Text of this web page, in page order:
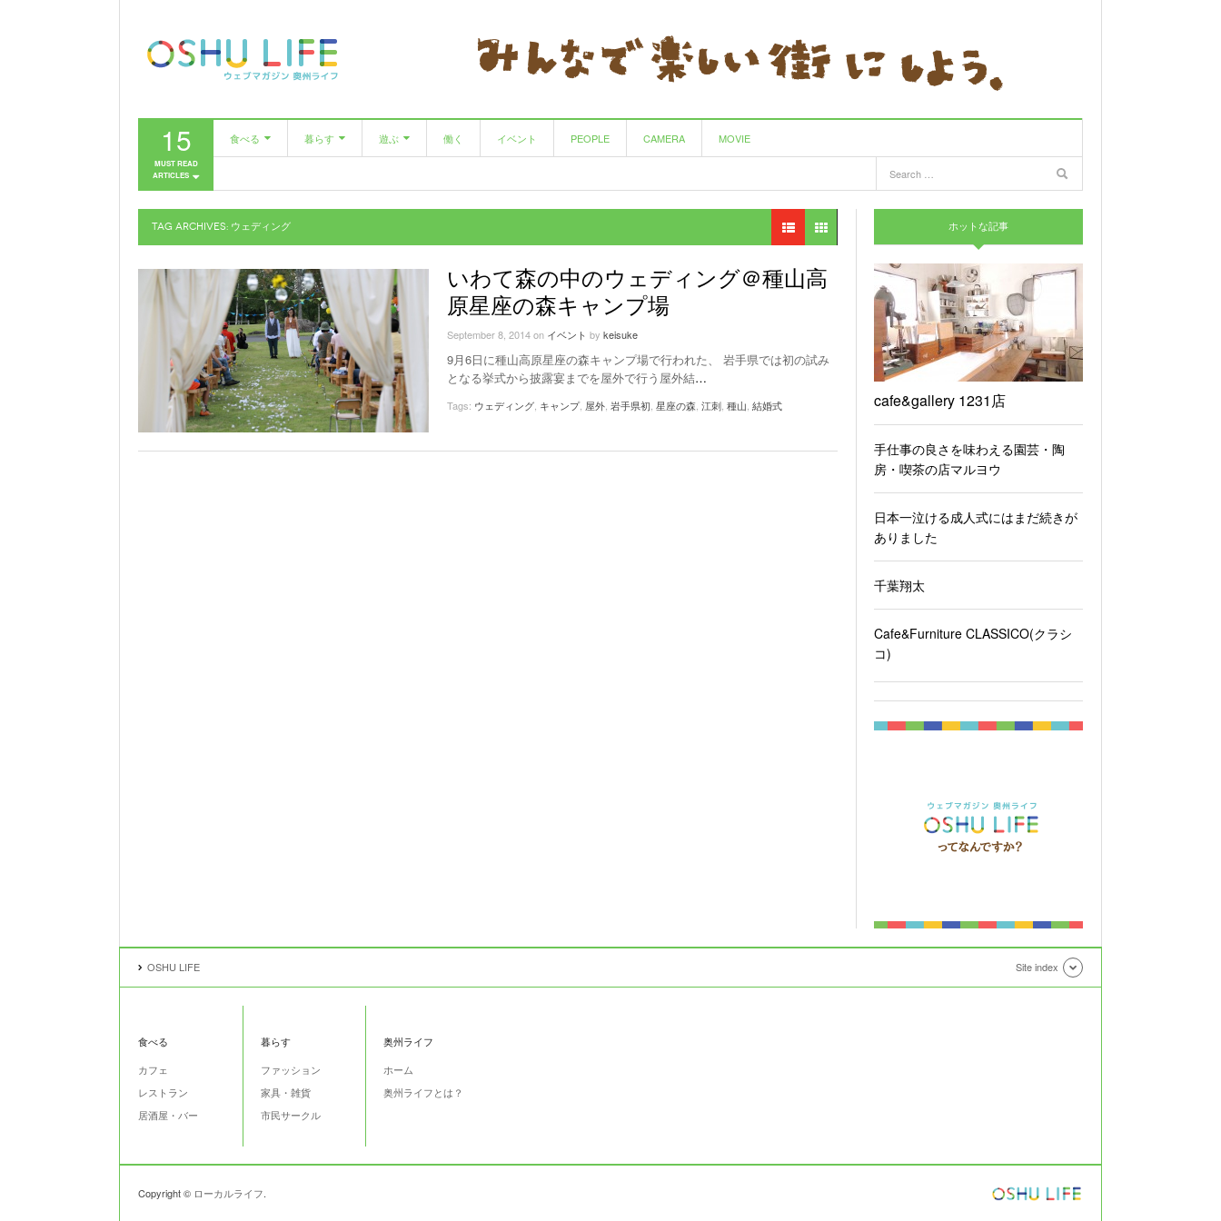
15
MUST READ
ARTICLES
食べる
レストラン
居酒屋・バー
Cafe&Furniture CLASSICO(クラシコ)- 12 years
コーヒーとパスタ チコ- 13 years ago
View All
暮らす
ファッション
農と人をめぐる
遊ぶ
- 11 years ago
循環型農業をめぐるツアー 〜米im♪My夢
♪Oshu〜
- 11 years ago
NPO法人 シチズンスポーツ奥州
働く イベント PEOPLE CAMERA MOVIE
TAG ARCHIVES: ウェディング
いわて森の中のウェディング＠種山高
原星座の森キャンプ場
September 8, 2014on イベント by keisuke
9月6日に種山高原星座の森キャンプ場で行われた、 岩手県では初の試み
となる挙式から披露宴までを屋外で行う屋外結…
Tags: ウェディング キャンプ, 屋外 岩手県初 星座の森 江刺 種山 結婚式
ホットな記事
cafe&gallery 1231店
手仕事の良さを味わえる園芸・陶
房・喫茶の店マルヨウ
日本一泣ける成人式にはまだ続きが
ありました
千葉翔太
Cafe&Furniture CLASSICO(クラシ
コ)
OSHU LIFE Site index
食べる
カフェ
レストラン
居酒屋・バー
暮らす
ファッション
家具・雑貨
市民サークル
奥州ライフ
ホーム
奥州ライフとは？
Copyright © ローカルライフ.